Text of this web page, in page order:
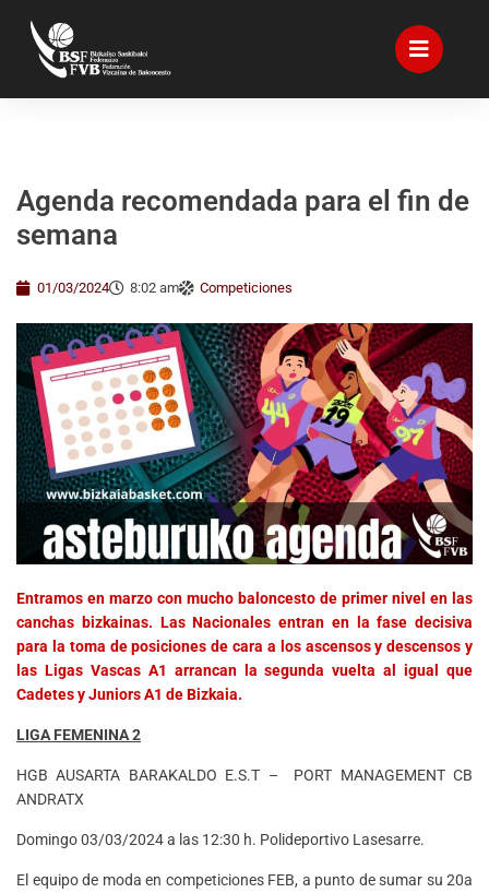
Agenda recomendada para el fin de
semana
01/03/2024 8:02 am Competiciones
Entramos en marzo con mucho baloncesto de primer nivel en las
canchas bizkainas. Las Nacionales entran en la fase decisiva
para la toma de posiciones de cara a los ascensos y descensos y
las Ligas Vascas A1 arrancan la segunda vuelta al igual que
Cadetes y Juniors A1 de Bizkaia.
LIGA FEMENINA 2
HGB AUSARTA BARAKALDO E.S.T – PORT MANAGEMENT CB
ANDRATX
Domingo 03/03/2024 a las 12:30 h. Polideportivo Lasesarre.
El equipo de moda en competiciones FEB, a punto de sumar su 20a